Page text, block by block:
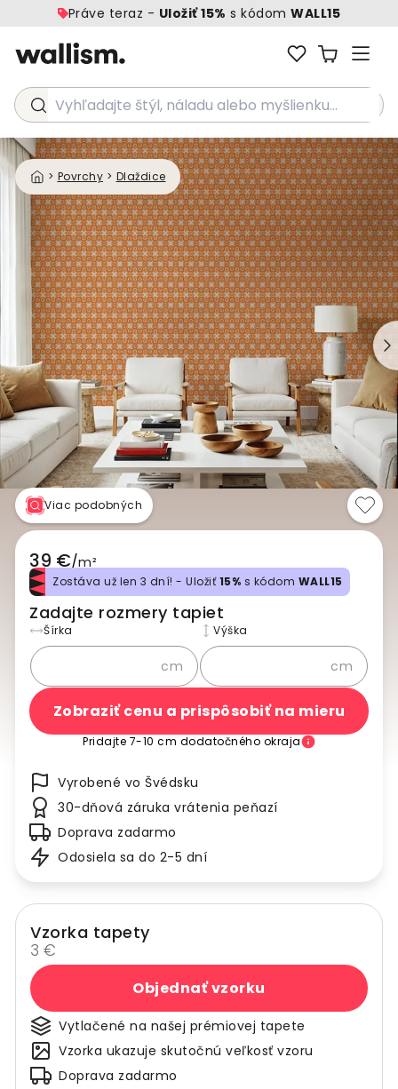
Práve teraz - Uložiť 15% s kódomWALL15
Vyhľadajte štýl, náladu alebo myšlienku...
> Povrchy > Dlaždice
Viac podobných
39 €/m²
Zostáva už len 3 dní! - Uložiť15% s kódom WALL15
Zadajte rozmery tapiet
Šírka
cm
Výška
cm
Zobraziť cenu a prispôsobiť na mieru
Pridajte 7-10 cm dodatočného okraja
Vyrobené vo Švédsku
30-dňová záruka vrátenia peňazí
Doprava zadarmo
Odosiela sa do 2-5 dní
Vzorka tapety
3 €
Objednať vzorku
Vytlačené na našej prémiovej tapete
Vzorka ukazuje skutočnú veľkosť vzoru
Doprava zadarmo